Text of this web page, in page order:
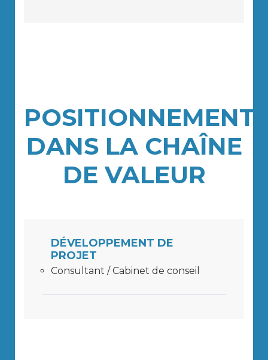
POSITIONNEMENT
DANS LA CHAÎNE
DE VALEUR
DÉVELOPPEMENT DE
PROJET
Consultant / Cabinet de conseil